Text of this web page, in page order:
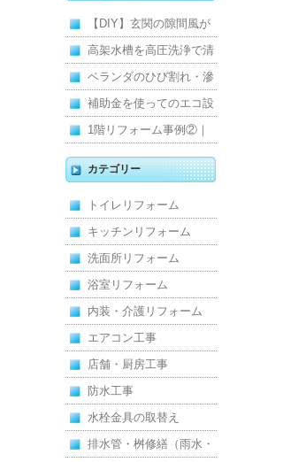
【DIY】玄関の隙間風が
寒くて断熱ドアに交換し
ました
高架水槽を高圧洗浄で清
掃！衛生的な給水環境を
維持｜施工事例
ベランダのひび割れ・滲
みを解消！賃貸マンショ
ン防水工事
補助金を使ってのエコ設
備住宅リフォーム
1階リフォーム事例②｜
キッチン・床・収納を一
新し、扉新設で動線を整
えた全面改修
カテゴリー
トイレリフォーム
キッチンリフォーム
洗面所リフォーム
浴室リフォーム
内装・介護リフォーム
エアコン工事
店舗・厨房工事
防水工事
水栓金具の取替え
排水管・桝修繕（雨水・